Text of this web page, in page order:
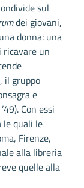
sul
dei giovani,
donna: una
ricavare un
il gruppo
e
Con essi
le quali le
Firenze,
alla libreria
quelle alla